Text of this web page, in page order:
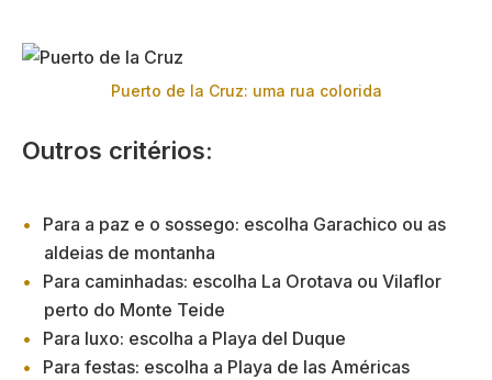
Puerto de la Cruz: uma rua colorida
Outros critérios:
Para a paz e o sossego: escolha Garachico ou as
aldeias de montanha
Para caminhadas: escolha La Orotava ou Vilaflor
perto do Monte Teide
Para luxo: escolha a Playa del Duque
Para festas: escolha a Playa de las Américas